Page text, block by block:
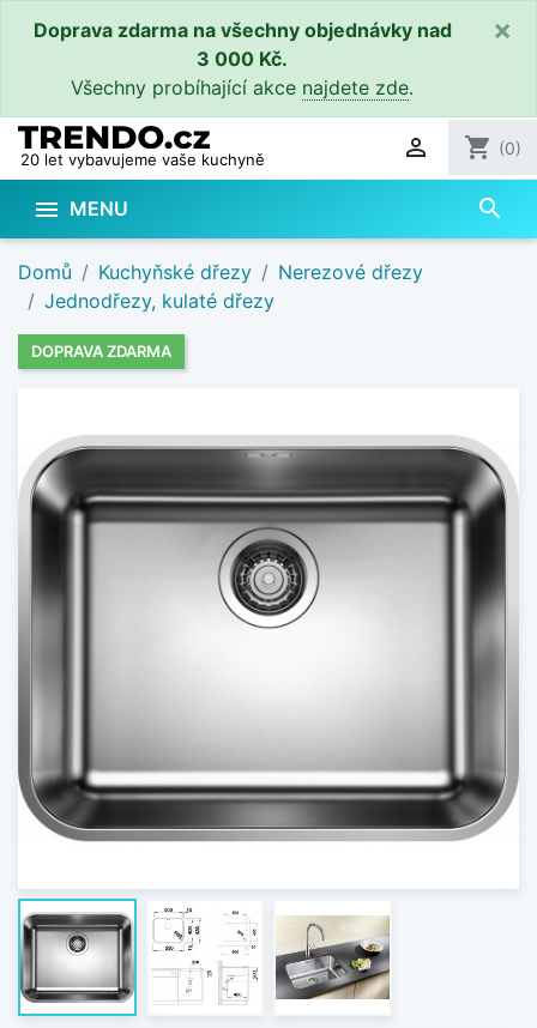
Doprava zdarma na všechny objednávky nad
3 000 Kč.
Všechny probíhající akce najdete zde.
×
20 let vybavujeme vaše kuchyně  shopping_cart (0)
 MENU search
Domů Kuchyňské dřezy
Nerezové dřezy
Jednodřezy, kulaté dřezy
DOPRAVA ZDARMA